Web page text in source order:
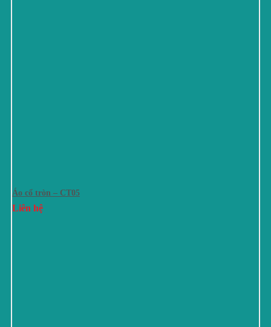
Áo cổ tròn – CT05
Liên hệ